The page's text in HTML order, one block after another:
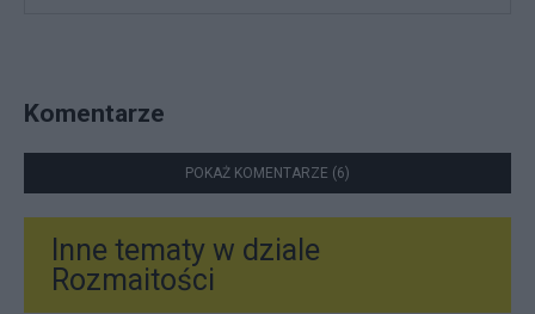
Komentarze
POKAŻ KOMENTARZE (6)
Inne tematy w dziale
Rozmaitości